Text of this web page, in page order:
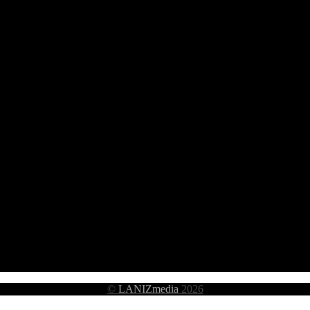
© LANIZmedia 2026